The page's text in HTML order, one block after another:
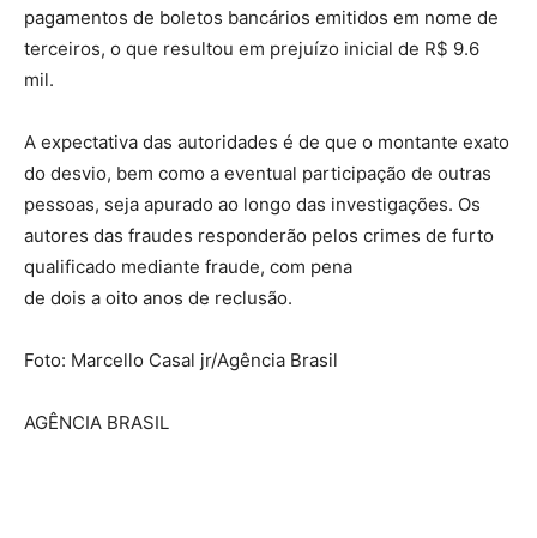
pagamentos de boletos bancários emitidos em nome de
terceiros, o que resultou em prejuízo inicial de R$ 9.6
mil.
A expectativa das autoridades é de que o montante exato
do desvio, bem como a eventual participação de outras
pessoas, seja apurado ao longo das investigações. Os
autores das fraudes responderão pelos crimes de furto
qualificado mediante fraude, com pena
de dois a oito anos de reclusão.
Foto: Marcello Casal jr/Agência Brasil
AGÊNCIA BRASIL